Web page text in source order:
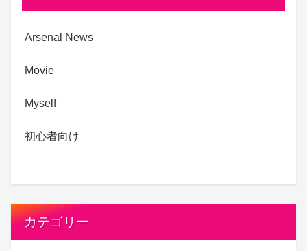
Arsenal News
Movie
Myself
初心者向け
カテゴリー